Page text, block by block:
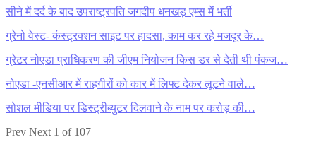
सीने में दर्द के बाद उपराष्ट्रपति जगदीप धनखड़ एम्स में भर्ती
ग्रेनो वेस्ट- कंस्ट्रक्शन साइट पर हादसा, काम कर रहे मजदूर के…
ग्रेटर नोएडा प्राधिकरण की जीएम नियोजन किस डर से देती थी पंकज…
नोएडा -एनसीआर में राहगीरों को कार में लिफ्ट देकर लूटने वाले…
सोशल मीडिया पर डिस्ट्रीब्युटर दिलवाने के नाम पर करोड़ की…
Prev Next 1 of 107